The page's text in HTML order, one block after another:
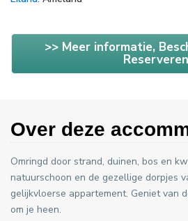
>> Meer informatie,
Reserveren
Over deze
Omringd door strand, duinen, bos en
natuurschoon en de gezellige dorpjes
gelijkvloerse appartement. Geniet van
om je heen.